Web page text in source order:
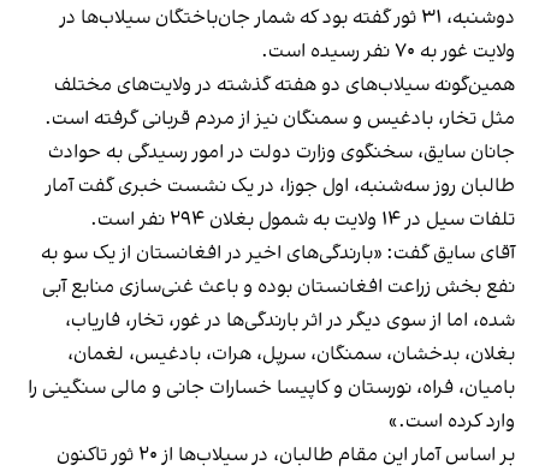
دوشنبه، ۳۱ ثور گفته بود که شمار جان‌باختگان سیلاب‌ها در
ولایت غور به ۷۰ نفر رسیده است.
همین‌گونه سیلاب‌های دو هفته‌ گذشته در ولایت‌های مختلف
مثل تخار، بادغیس و سمنگان نیز از مردم قربانی گرفته است.
جانان سایق، سخنگوی وزارت دولت در امور‌ رسیدگی به حوادث
طالبان روز سه‌شنبه، اول جوزا، در یک نشست خبری گفت آمار
تلفات سیل در ۱۴ ولایت به شمول بغلان ۲۹۴ نفر است.
آقای سایق گفت: «بارندگی‌های اخیر در افغانستان از یک سو به
نفع بخش زراعت افغانستان بوده و باعث غنی‌سازی منابع آبی
شده، اما از سوی دیگر در اثر بارندگی‌ها در غور، تخار، فاریاب،
بغلان، بدخشان، سمنگان، سرپل، هرات، بادغیس، لغمان،
بامیان، فراه، نورستان و کاپیسا خسارات جانی و مالی سنگینی را
وارد کرده است.»
بر اساس آمار این مقام طالبان، در سیلاب‌ها از ۲۰ ثور تاکنون